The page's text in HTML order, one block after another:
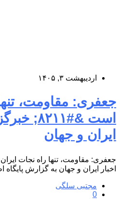
اردیبهشت ۳, ۱۴۰۵
جعفری: مقاومت،
است
ایران و جهان
جعفری: مقاومت، تنها راه نجات
اخبار ایران و جهان به گزارش
مجتبی سلگی
0